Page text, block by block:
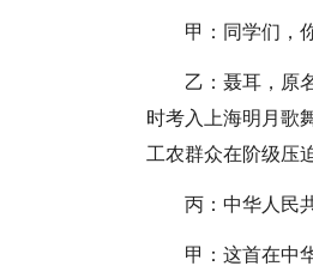
甲：同学们，
乙：聂耳，原
时考入上海明月歌
工农群众在阶级压
丙：中华人民
甲：这首在中